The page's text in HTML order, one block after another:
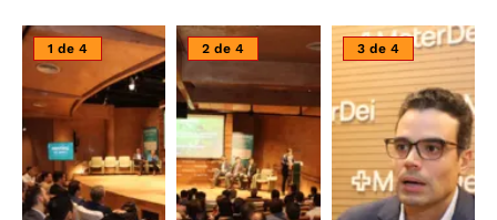
1 de 4 2 de 4 3 de 4